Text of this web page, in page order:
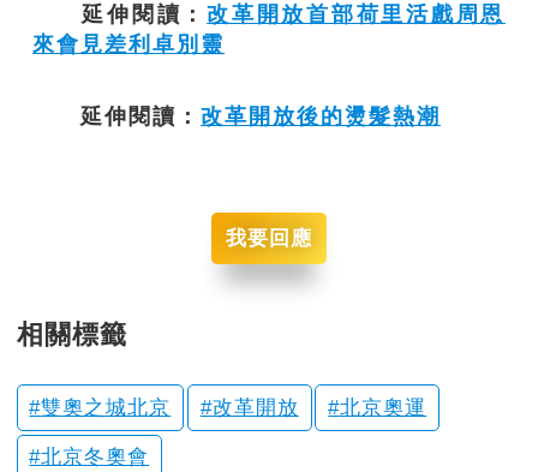
延伸閱讀：改革開放首部荷里活戲周恩
來會見差利卓別靈
延伸閱讀：改革開放後的燙髮熱潮
我要回應
相關標籤
雙奧之城北京 改革開放 北京奧運
北京冬奧會